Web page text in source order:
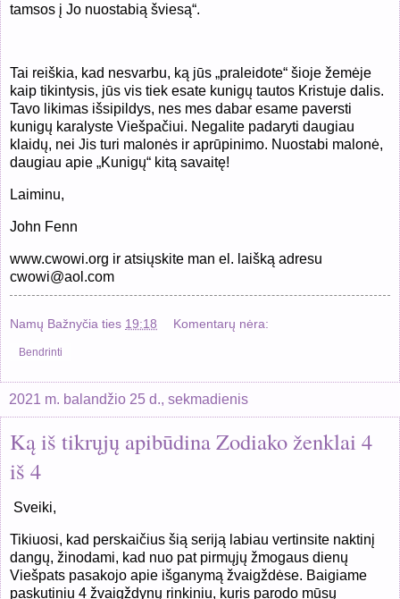
tamsos į Jo nuostabią šviesą“.
Tai reiškia, kad nesvarbu, ką jūs „praleidote“ šioje žemėje
kaip tikintysis, jūs vis tiek esate kunigų tautos Kristuje dalis.
Tavo likimas išsipildys, nes mes dabar esame paversti
kunigų karalyste Viešpačiui. Negalite padaryti daugiau
klaidų, nei Jis turi malonės ir aprūpinimo. Nuostabi malonė,
daugiau apie „Kunigų“ kitą savaitę!
Laiminu,
John Fenn
www.cwowi.org ir atsiųskite man el. laišką adresu
cwowi@aol.com
Namų Bažnyčia ties 19:18 Komentarų nėra:
Bendrinti
2021 m. balandžio 25 d., sekmadienis
Ką iš tikrųjų apibūdina Zodiako ženklai 4
iš 4
Sveiki,
Tikiuosi, kad perskaičius šią seriją labiau vertinsite naktinį
dangų, žinodami, kad nuo pat pirmųjų žmogaus dienų
Viešpats pasakojo apie išganymą žvaigždėse. Baigiame
paskutiniu 4 žvaigždynų rinkiniu, kuris parodo mūsų